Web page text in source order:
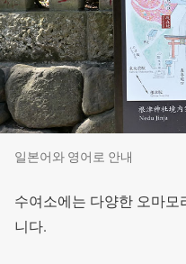
일본어와 영어로 안내
수여소에는 다양한 오마
니다.